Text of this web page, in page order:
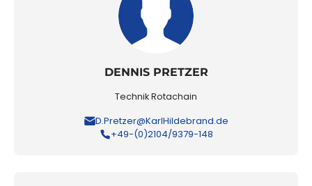
DENNIS PRETZER
Technik Rotachain
D.Pretzer@KarlHildebrand.de
+49-(0)2104/9379-148